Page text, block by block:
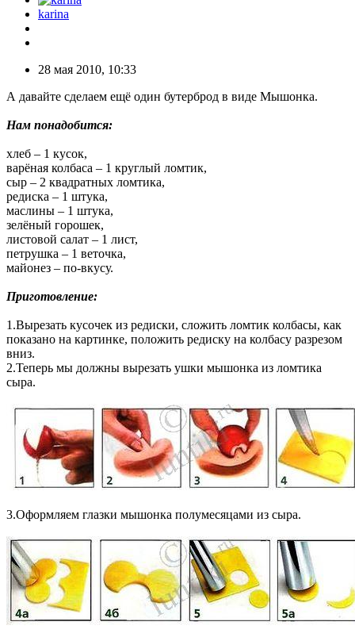
karina
28 мая 2010, 10:33
А давайте сделаем ещё один бутерброд в виде Мышонка.
Нам понадобится:
хлеб – 1 кусок,
варёная колбаса – 1 круглый ломтик,
сыр – 2 квадратных ломтика,
редиска – 1 штука,
маслины – 1 штука,
зелёный горошек,
листовой салат – 1 лист,
петрушка – 1 веточка,
майонез – по-вкусу.
Приготовление:
1.Вырезать кусочек из редиски, сложить ломтик колбасы, как
показано на картинке, положить редиску на колбасу разрезом
вниз.
2.Теперь мы должны вырезать ушки мышонка из ломтика
сыра.
3.Оформляем глазки мышонка полумесяцами из сыра.